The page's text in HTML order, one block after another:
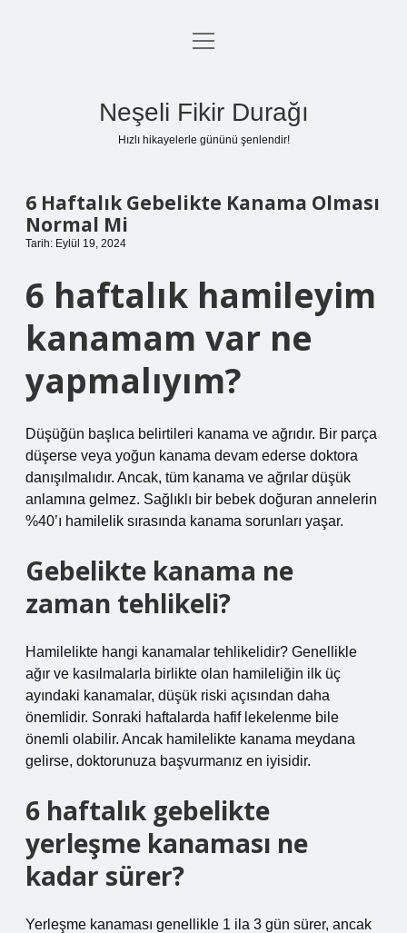
Anasayfa
menüyü
Neşeli Fikir Durağı
Hızlı hikayelerle gününü şenlendir!
6 Haftalık Gebelikte Kanama Olması
Normal Mi
Tarih: Eylül 19, 2024
6 haftalık hamileyim
kanamam var ne
yapmalıyım?
Düşüğün başlıca belirtileri kanama ve ağrıdır. Bir parça
düşerse veya yoğun kanama devam ederse doktora
danışılmalıdır. Ancak, tüm kanama ve ağrılar düşük
anlamına gelmez. Sağlıklı bir bebek doğuran annelerin
%40’ı hamilelik sırasında kanama sorunları yaşar.
Gebelikte kanama ne
zaman tehlikeli?
Hamilelikte hangi kanamalar tehlikelidir? Genellikle
ağır ve kasılmalarla birlikte olan hamileliğin ilk üç
ayındaki kanamalar, düşük riski açısından daha
önemlidir. Sonraki haftalarda hafif lekelenme bile
önemli olabilir. Ancak hamilelikte kanama meydana
gelirse, doktorunuza başvurmanız en iyisidir.
6 haftalık gebelikte
yerleşme kanaması ne
kadar sürer?
Yerleşme kanaması genellikle 1 ila 3 gün sürer, ancak